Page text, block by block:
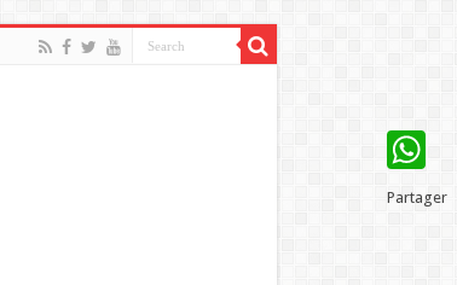
WhatsApp
Partager